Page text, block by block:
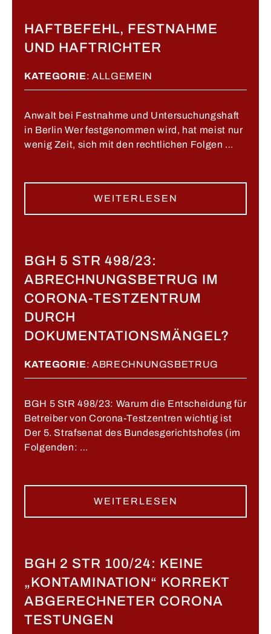
HAFTBEFEHL, FESTNAHME
UND HAFTRICHTER
KATEGORIE:ALLGEMEIN
Anwalt bei Festnahme und Untersuchungshaft
in Berlin Wer festgenommen wird, hat meist nur
wenig Zeit, sich mit den rechtlichen Folgen …
WEITERLESEN
BGH 5 STR 498/23:
ABRECHNUNGSBETRUG IM
CORONA-TESTZENTRUM
DURCH
DOKUMENTATIONSMÄNGEL?
KATEGORIE:ABRECHNUNGSBETRUG
BGH 5 StR 498/23: Warum die Entscheidung für
Betreiber von Corona-Testzentren wichtig ist
Der 5. Strafsenat des Bundesgerichtshofes (im
Folgenden: …
WEITERLESEN
BGH 2 STR 100/24: KEINE
„KONTAMINATION“ KORREKT
ABGERECHNETER CORONA
TESTUNGEN